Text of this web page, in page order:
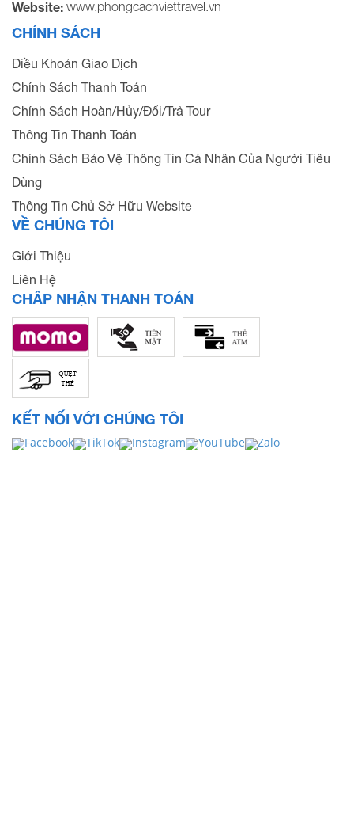
Website: www.phongcachviettravel.vn
CHÍNH SÁCH
Điều Khoản Giao Dịch
Chính Sách Thanh Toán
Chính Sách Hoàn/Hủy/Đổi/Trả Tour
Thông Tin Thanh Toán
Chính Sách Bảo Vệ Thông Tin Cá Nhân Của Người Tiêu
Dùng
Thông Tin Chủ Sở Hữu Website
VỀ CHÚNG TÔI
Giới Thiệu
Liên Hệ
CHẤP NHẬN THANH TOÁN
KẾT NỐI VỚI CHÚNG TÔI